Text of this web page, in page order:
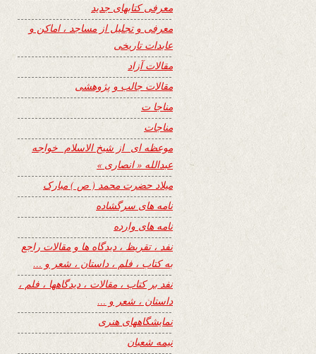
معرفی کتابهای جدید
معرفی و تجلیل از مساجد ، اماکن و
عابدات تاریخی
مقالات آزاد
مقالات جالب و پژوهشی
مناجا ت
مناجات
موعظه ای از شیخ الاسلام خواجه
عبدالله « انصاری »
میلاد حضرت محمد ( ص ) مبارک
نامه های سرگشاده
نامه های وارده
نفد ، تقریظ ، دیدگاه ها و مقالات راجع
به کتاب ، فلم ، داستان ، شعر و …
نفد بر کتاب ، مقالات ، دیدگاهها ، فلم ،
داستان ، شعر و …
نمایشگاههای هنری
نیمه شعبان